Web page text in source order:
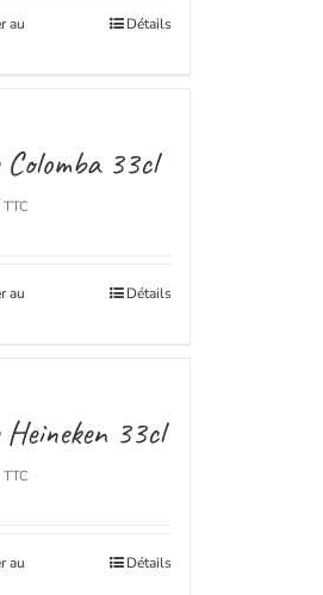
au
Détails
33cl
TTC
au
Détails
33cl
TTC
au
Détails